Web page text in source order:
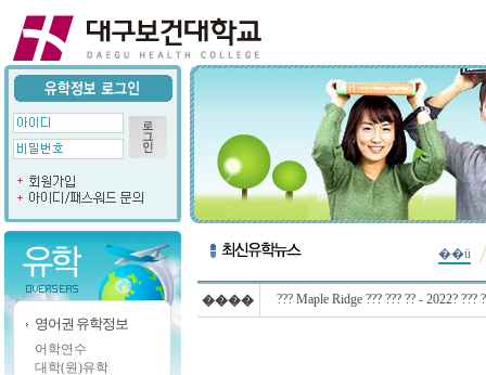
영어권 유학정보
어학연수
대학(원)유학
��ü
���� ??? Maple Ridge ??? ??? ?? - 2022? ???